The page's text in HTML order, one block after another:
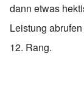
dann etwas
Leistung
12. Rang.